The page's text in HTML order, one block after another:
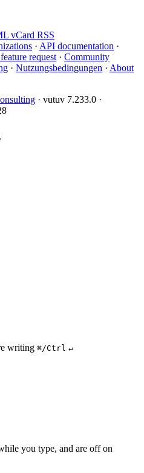
vCard RSS
· API documentation ·
request · Community
· Nutzungsbedingungen · About
· vutuv 7.233.0 ·
writing ⌘/Ctrl ↵
you type, and are off on